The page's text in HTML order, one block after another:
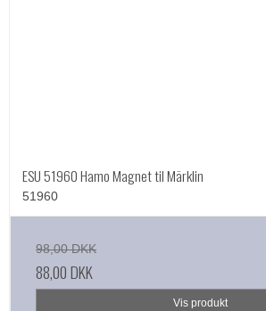
ESU 51960 Hamo Magnet til Märklin
51960
98,00 DKK
88,00 DKK
Vis produkt